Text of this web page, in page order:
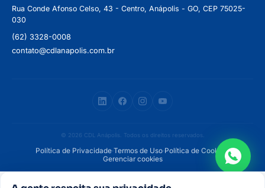
Rua Conde Afonso Celso, 43 - Centro, Anápolis - GO, CEP 75025-
030
(62) 3328-0008
contato@cdlanapolis.com.br
© 2026 CDL Anápolis. Todos os direitos reservados.
Política de Privacidade·Termos de Uso·Política de Cookies·
Gerenciar cookies